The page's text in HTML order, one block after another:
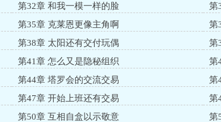
第32章 和我一模一样的脸
第
第35章 克莱恩更像主角啊
第
第38章 太阳还有交付玩偶
第
第41章 怎么又是隐秘组织
第
第44章 塔罗会的交流交易
第
第47章 开始上班还有交易
第
第50章 互相自盒以示敬意
第